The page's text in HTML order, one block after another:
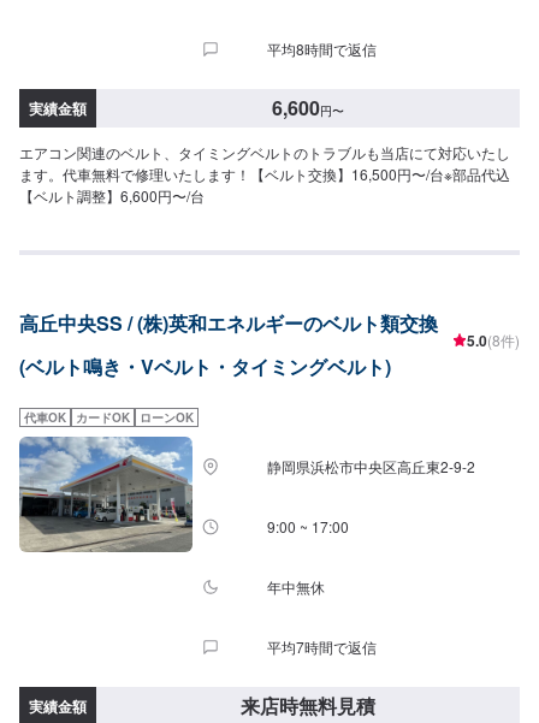
平均8時間で返信
実績金額 6,600円〜
エアコン関連のベルト、タイミングベルトのトラブルも当店にて対応いたし
ます。代車無料で修理いたします！【ベルト交換】16,500円〜/台※部品代込
【ベルト調整】6,600円〜/台
高丘中央SS / (株)英和エネルギーのベルト類交換
(ベルト鳴き・Vベルト・タイミングベルト)
5.0(8件)
代車OK カードOK ローンOK
静岡県浜松市中央区高丘東2-9-2
9:00 ~ 17:00
年中無休
平均7時間で返信
実績金額 来店時無料見積